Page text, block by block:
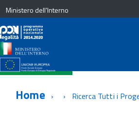
Ministero dell'Interno
Home Ricerca Tutti i